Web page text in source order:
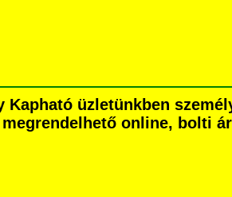
üzletünkben
online, bolti